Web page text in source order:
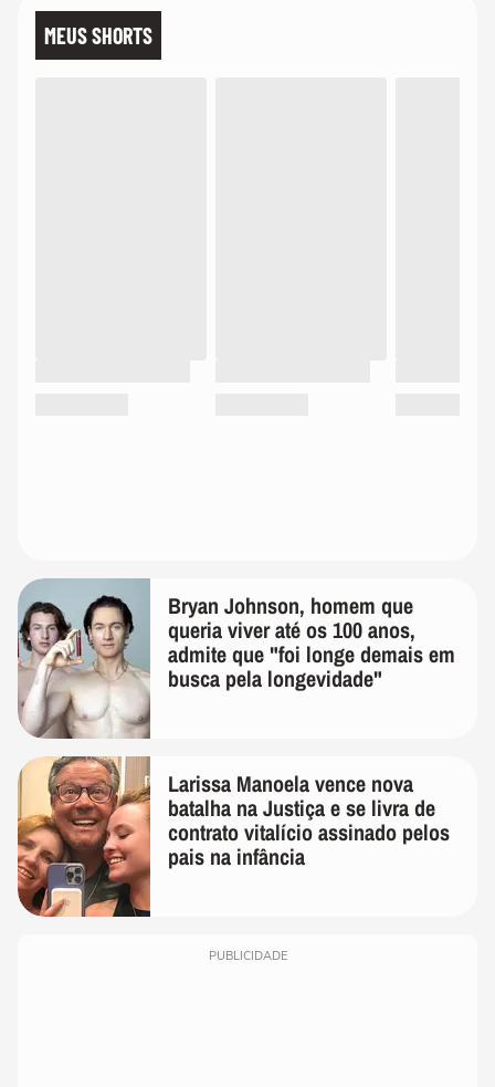
MEUS SHORTS
Bryan Johnson, homem que
queria viver até os 100 anos,
admite que "foi longe demais em
busca pela longevidade"
Larissa Manoela vence nova
batalha na Justiça e se livra de
contrato vitalício assinado pelos
pais na infância
PUBLICIDADE